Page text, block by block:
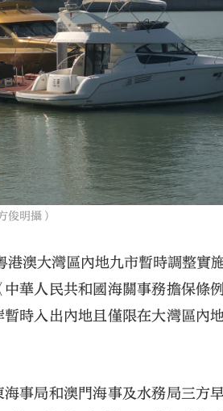
俊明攝）
澳大灣區內地九市暫時調整實
華人民共和國海關事務擔保條
時入出內地且僅限在大灣區內
事局和澳門海事及水務局三方